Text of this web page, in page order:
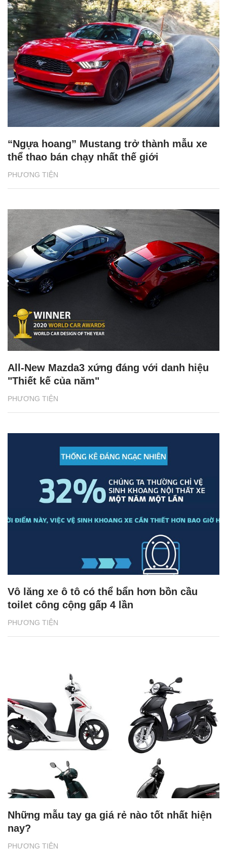
PHƯƠNG TIỆN
“Ngựa hoang” Mustang trở thành mẫu xe
thể thao bán chạy nhất thế giới
PHƯƠNG TIỆN
All-New Mazda3 xứng đáng với danh hiệu
"Thiết kế của năm"
PHƯƠNG TIỆN
Vô lăng xe ô tô có thể bẩn hơn bồn cầu
toilet công cộng gấp 4 lần
PHƯƠNG TIỆN
Những mẫu tay ga giá rẻ nào tốt nhất hiện
nay?